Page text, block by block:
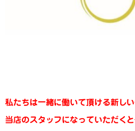
私たちは一緒に働いて頂ける新し
当店のスタッフになっていただく